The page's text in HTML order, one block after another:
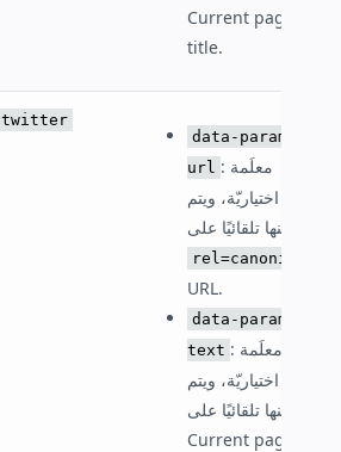
Current page
title.
twitter
data-param-
url : معلَمة
اختياريّة، ويتم
rel=canonical
URL.
data-param-
text : معلَمة
اختياريّة، ويتم
تعيينها تلقائيًا على:
Current page